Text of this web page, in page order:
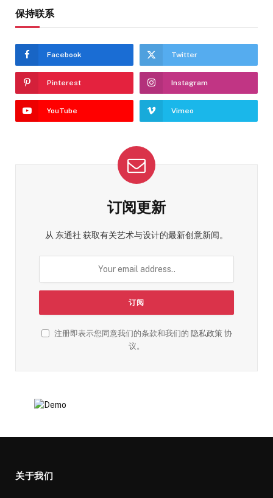
保持联系
Facebook Twitter
Pinterest Instagram
YouTube Vimeo
订阅更新
从 东通社 获取有关艺术与设计的最新创意新闻。
注册即表示您同意我们的条款和我们的 隐私政策协
议。
关于我们